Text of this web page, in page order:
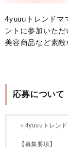
4yuuuトレンドマ
ントに参加いただ
美容商品など素敵
応募について
＜4yuuuトレン
【募集要項】